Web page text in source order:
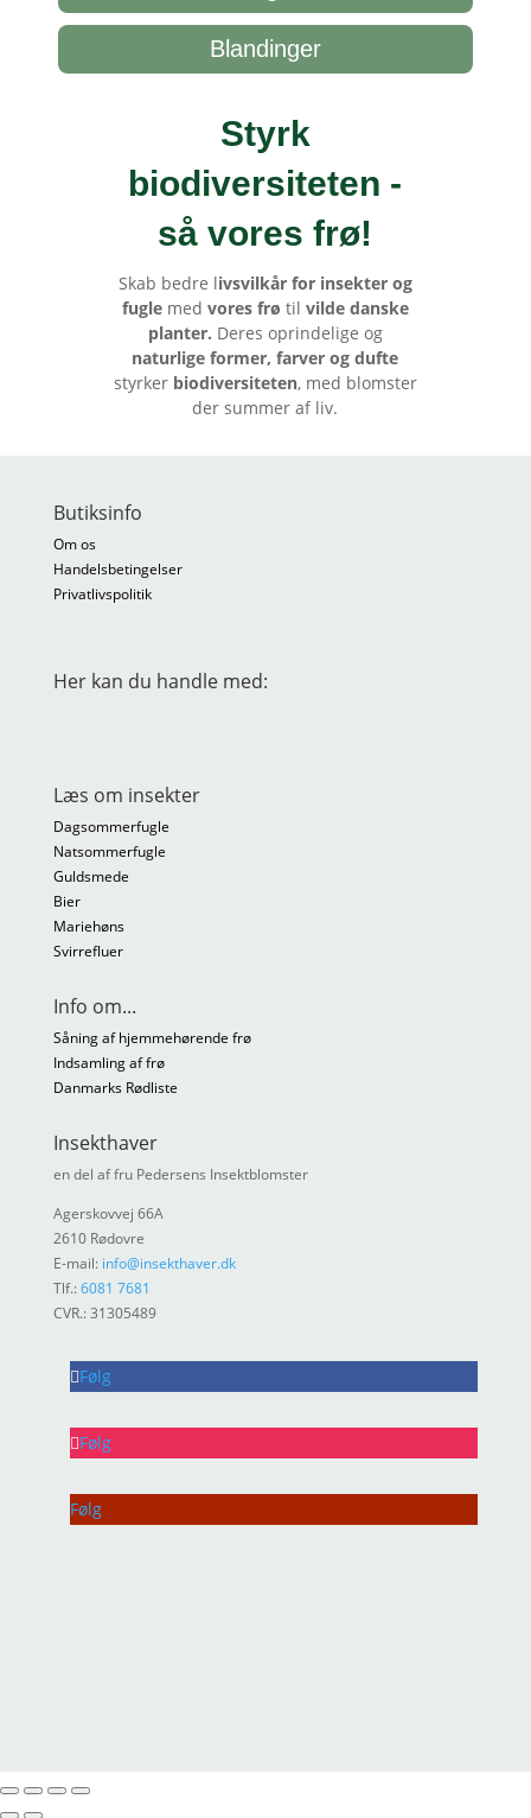
Blandinger
Styrk
biodiversiteten -
så vores frø!
Skab bedre livsvilkår for insekter og
fuglemed vores frø til vilde danske
planter. Deres oprindelige og
naturlige former, farver og dufte
styrker biodiversiteten, med blomster
der summer af liv.
Butiksinfo
Om os
Handelsbetingelser
Privatlivspolitik
Her kan du handle med:
Læs om insekter
Dagsommerfugle
Natsommerfugle
Guldsmede
Bier
Mariehøns
Svirrefluer
Info om...
Såning af hjemmehørende frø
Indsamling af frø
Danmarks Rødliste
Insekthaver
en del af fru Pedersens Insektblomster
Agerskovvej 66A
2610 Rødovre
E-mail: info@insekthaver.dk
Tlf.:6081 7681
CVR.: 31305489
Følg
Følg
Følg